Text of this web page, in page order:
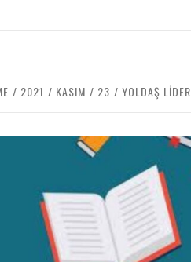
2021 KASIM 23 YOLDAŞ LIDER